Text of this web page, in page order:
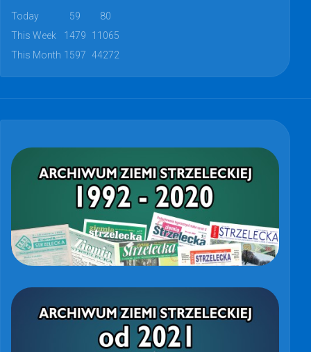
Today
59
80
This Week
1479
11065
This Month 1597 44272